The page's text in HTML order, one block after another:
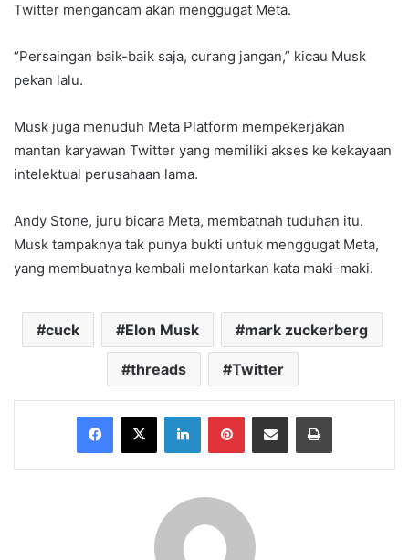
Twitter mengancam akan menggugat Meta.
“Persaingan baik-baik saja, curang jangan,” kicau Musk
pekan lalu.
Musk juga menuduh Meta Platform mempekerjakan
mantan karyawan Twitter yang memiliki akses ke kekayaan
intelektual perusahaan lama.
Andy Stone, juru bicara Meta, membatnah tuduhan itu.
Musk tampaknya tak punya bukti untuk menggugat Meta,
yang membuatnya kembali melontarkan kata maki-maki.
cuck Elon Musk mark zuckerberg
threads Twitter
Facebook
X LinkedInPinterestShare via Email Print